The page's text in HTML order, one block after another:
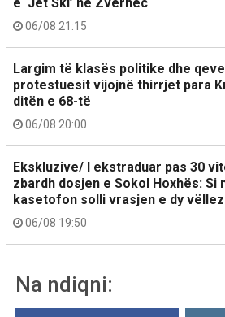
06/08 21:15
Largim të klasës politike dhe
protestuesit vijojnë thirrjet para
ditën e 68-të
06/08 20:00
Ekskluzive/ I ekstraduar pas 30
zbardh dosjen e Sokol Hoxhës: Si
kasetofon solli vrasjen e dy
06/08 19:50
Na ndiqni: